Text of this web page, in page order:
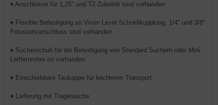
♦ Anschlüsse für 1,25" und T2 Zubehör sind vorhanden
♦ Flexible Befestigung an Vixen Level Schnellkupplung, 1/4" und 3/8"
Fotostativanschluss sind vorhanden
♦ Sucherschuh für die Befestigung von Standard Suchern oder Mini
Leitfernrohre ist vorhanden
♦ Einschiebbare Taukappe für leichteren Transport
♦ Lieferung mit Tragetasche